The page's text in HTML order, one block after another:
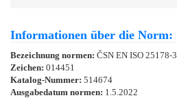
Informationen über die Norm:
Bezeichnung normen: ČSN EN ISO 25178-3
Zeichen: 014451
Katalog-Nummer: 514674
Ausgabedatum normen: 1.5.2022